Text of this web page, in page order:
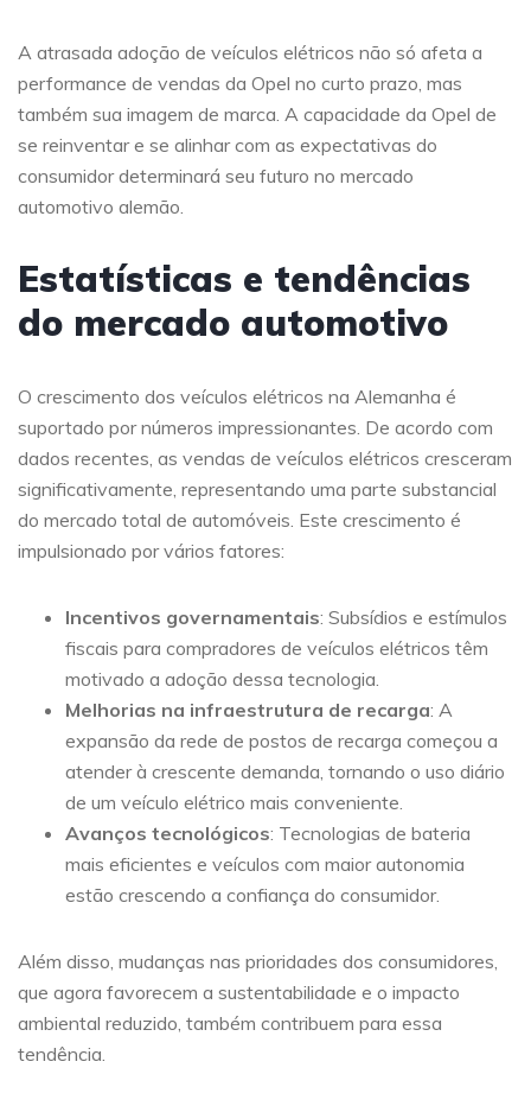
A atrasada adoção de veículos elétricos não só afeta a
performance de vendas da Opel no curto prazo, mas
também sua imagem de marca. A capacidade da Opel de
se reinventar e se alinhar com as expectativas do
consumidor determinará seu futuro no mercado
automotivo alemão.
Estatísticas e tendências
do mercado automotivo
O crescimento dos veículos elétricos na Alemanha é
suportado por números impressionantes. De acordo com
dados recentes, as vendas de veículos elétricos cresceram
significativamente, representando uma parte substancial
do mercado total de automóveis. Este crescimento é
impulsionado por vários fatores:
Incentivos governamentais: Subsídios e estímulos
fiscais para compradores de veículos elétricos têm
motivado a adoção dessa tecnologia.
Melhorias na infraestrutura de recarga: A
expansão da rede de postos de recarga começou a
atender à crescente demanda, tornando o uso diário
de um veículo elétrico mais conveniente.
Avanços tecnológicos: Tecnologias de bateria
mais eficientes e veículos com maior autonomia
estão crescendo a confiança do consumidor.
Além disso, mudanças nas prioridades dos consumidores,
que agora favorecem a sustentabilidade e o impacto
ambiental reduzido, também contribuem para essa
tendência.